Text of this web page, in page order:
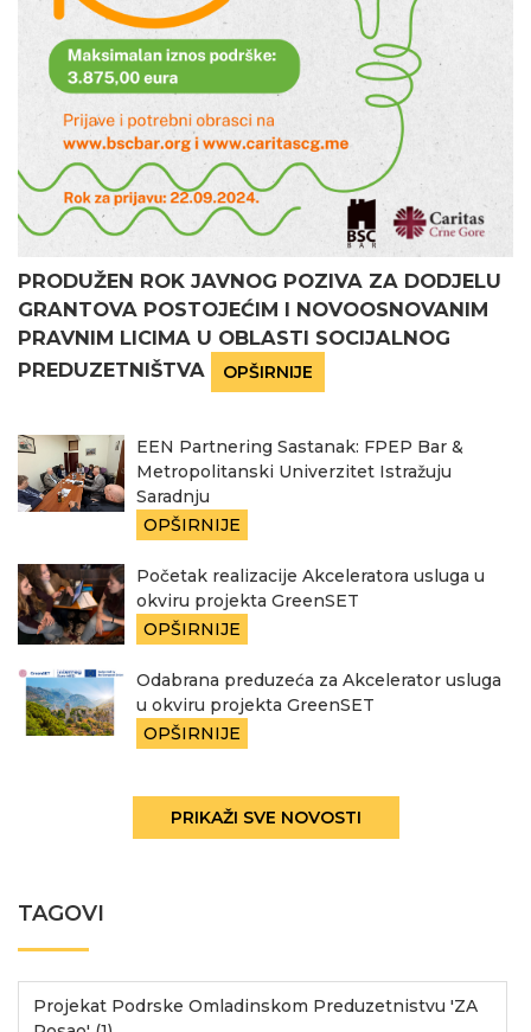
PRODUŽEN ROK JAVNOG POZIVA ZA DODJELU
GRANTOVA POSTOJEĆIM I NOVOOSNOVANIM
PRAVNIM LICIMA U OBLASTI SOCIJALNOG
PREDUZETNIŠTVA
OPŠIRNIJE
EEN Partnering Sastanak: FPEP Bar &
Metropolitanski Univerzitet Istražuju
Saradnju
OPŠIRNIJE
Početak realizacije Akceleratora usluga u
okviru projekta GreenSET
OPŠIRNIJE
Odabrana preduzeća za Akcelerator usluga
u okviru projekta GreenSET
OPŠIRNIJE
PRIKAŽI SVE NOVOSTI
TAGOVI
Projekat Podrske Omladinskom Preduzetnistvu 'ZA